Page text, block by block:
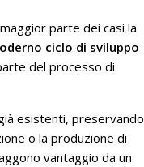
parte dei casi la
ciclo di sviluppo
del processo di
esistenti, preservando
o la produzione di
vantaggio da un